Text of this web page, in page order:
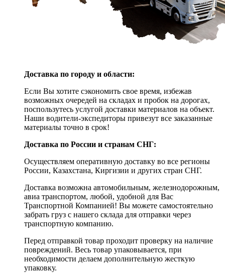
Доставка по городу и области:
Если Вы хотите сэкономить свое время, избежав
возможных очередей на складах и пробок на дорогах,
поспользутесь услугой доставки материалов на объект.
Наши водители-экспедиторы привезут все заказанные
материалы точно в срок!
Доставка по России и странам СНГ:
Осуществляем оперативную доставку во все регионы
России, Казахстана, Киргизии и других стран СНГ.
Доставка возможна автомобильным, железнодорожным,
авиа транспортом, любой, удобной для Вас
Транспортной Компанией! Вы можете самостоятельно
забрать груз с нашего склада для отправки через
транспортную компанию.
Перед отправкой товар проходит проверку на наличие
повреждений. Весь товар упаковывается, при
необходимости делаем дополнительную жесткую
упаковку.